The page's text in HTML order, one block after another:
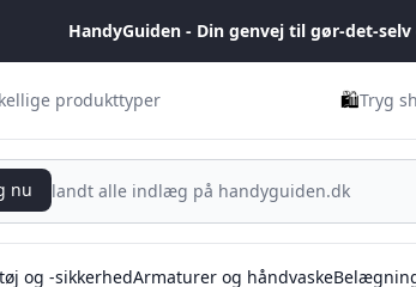
HandyGuiden - Din genvej til gør-det-
produkttyper 🛍️Tryg
nu
og -sikkerhedArmaturer og håndvaske